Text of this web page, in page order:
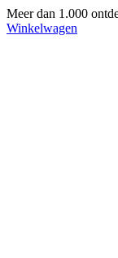
Meer dan 1.000
Winkelwagen